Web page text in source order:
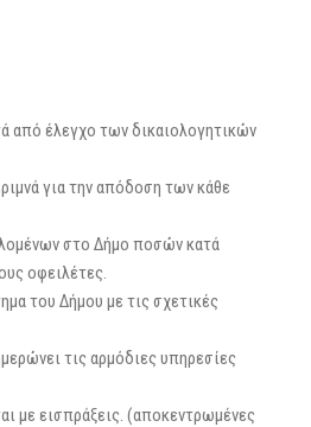
από έλεγχο των δικαιολογητικών
για την απόδοση των κάθε
στο Δήμο ποσών κατά
οφειλέτες.
του Δήμου με τις σχετικές
τις αρμόδιες υπηρεσίες
με εισπράξεις. (αποκεντρωμένες